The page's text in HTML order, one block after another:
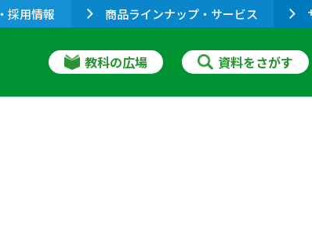
採用情報 商品ラインナップ・サービス
教科の広場 資料をさがす